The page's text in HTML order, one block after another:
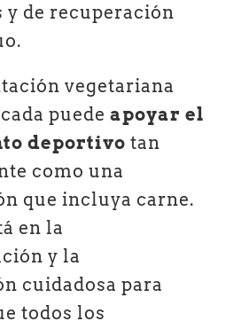
y de recuperación
vegetariana
puedeapoyar el
deportivo tan
como una
que incluya carne.
en la
y la
cuidadosa para
todos los